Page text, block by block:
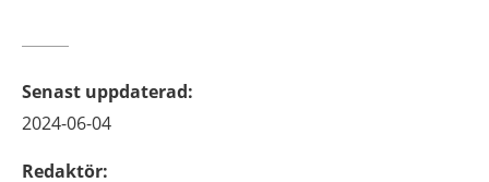
Senast uppdaterad:
2024-06-04
Redaktör: